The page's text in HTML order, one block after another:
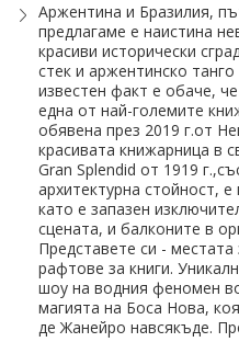
Унгария
Испания
Франция
Швеция
ПРАЗНИЦИ
Празници в България
Предколедни
Аржентина и Бразилия,
предлагаме е наистина
красиви исторически
стек и аржентинско
известен факт е обаче,
една от най-големите
обявена през 2019 г.от
красивата книжарница в
Gran Splendid от 1919
архитектурна стойност,
като е запазен
сцената, и балконите в
Представете си -
рафтове за книги.
шоу на водния феномен
магията на Боса Нова,
де Жанейро навсякъде.